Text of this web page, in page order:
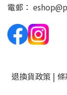
電郵：
退換貨政策 |